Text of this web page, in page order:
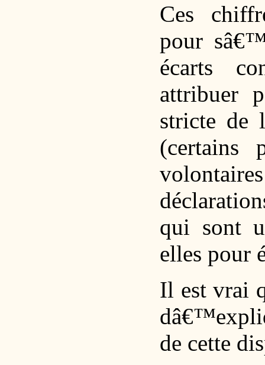
Ces
pour
écarts
attribuer
stricte de
(certains
qui sont
elles pour
Il est vrai
de cette